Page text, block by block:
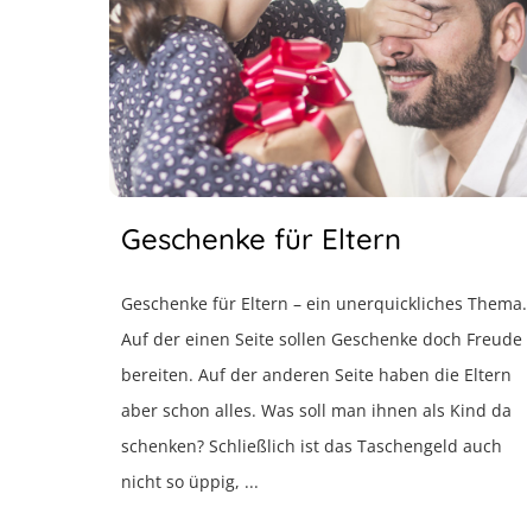
Geschenke für Eltern
Geschenke für Eltern – ein unerquickliches Thema.
Auf der einen Seite sollen Geschenke doch Freude
bereiten. Auf der anderen Seite haben die Eltern
aber schon alles. Was soll man ihnen als Kind da
schenken? Schließlich ist das Taschengeld auch
nicht so üppig, ...